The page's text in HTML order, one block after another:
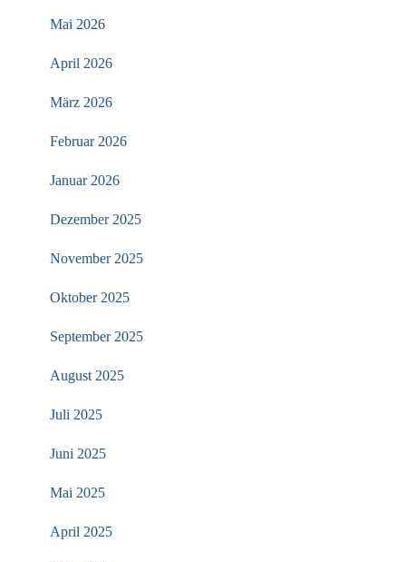
Mai 2026
April 2026
März 2026
Februar 2026
Januar 2026
Dezember 2025
November 2025
Oktober 2025
September 2025
August 2025
Juli 2025
Juni 2025
Mai 2025
April 2025